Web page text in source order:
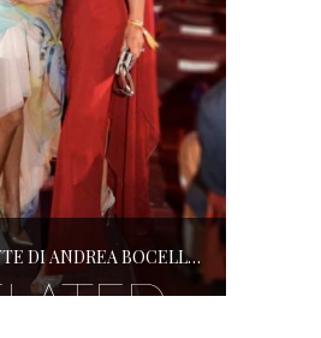
Con ‘LA NOTTE DI ANDREA BOCELLI’ l’ARENA si accende di musica e solidarietà! I SALOTTI DEL GUSTO conquistano tutti; tra gli ospiti, RICHARD GERE